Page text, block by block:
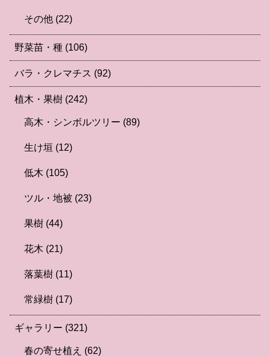
その他 (22)
野菜苗・種 (106)
バラ・クレマチス (92)
植木・果樹 (242)
高木・シンボルツリー (89)
生け垣 (12)
低木 (105)
ツル・地被 (23)
果樹 (44)
花木 (21)
落葉樹 (11)
常緑樹 (17)
ギャラリー (321)
春の寄せ植え (62)